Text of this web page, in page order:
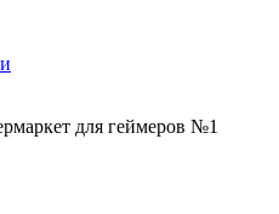
для геймеров №1